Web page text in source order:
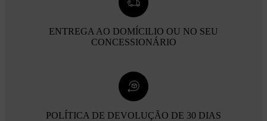
ENTREGA AO DOMÍCILIO OU NO SEU
CONCESSIONÁRIO
POLÍTICA DE DEVOLUÇÃO DE 30 DIAS